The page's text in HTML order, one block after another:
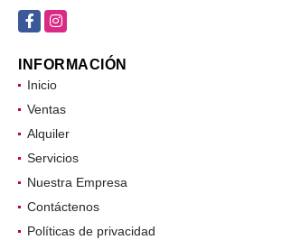
FacebookInstagram
INFORMACIÓN
Inicio
Ventas
Alquiler
Servicios
Nuestra Empresa
Contáctenos
Políticas de privacidad